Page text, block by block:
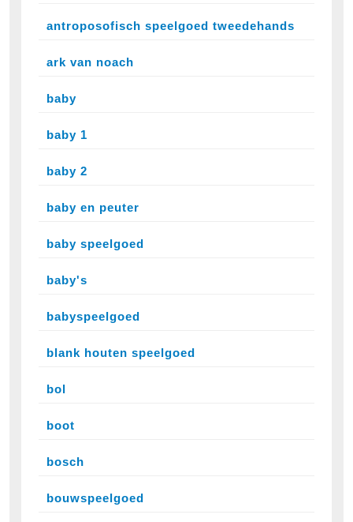
antroposofisch speelgoed tweedehands
ark van noach
baby
baby 1
baby 2
baby en peuter
baby speelgoed
baby's
babyspeelgoed
blank houten speelgoed
bol
boot
bosch
bouwspeelgoed